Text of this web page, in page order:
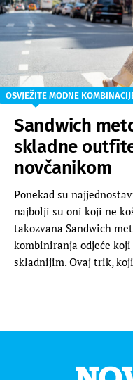
OSVJEŽITE MODNE
Sandwich
skladne
novčanikom
Ponekad su
najbolji su oni koji ne
takozvana Sandwich
kombiniranja odjeće
skladnijim. Ovaj trik,